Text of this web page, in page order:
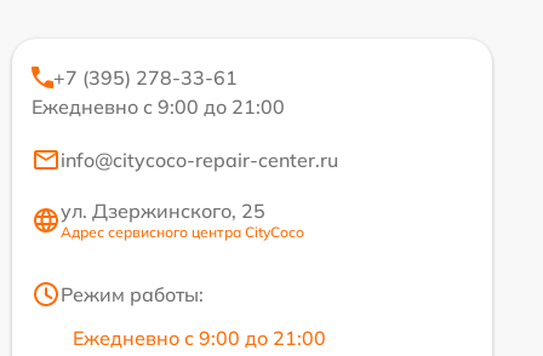
+7 (395) 278-33-61
Ежедневно с 9:00 до 21:00
info@citycoco-repair-center.ru
ул. Дзержинского, 25
Адрес сервисного центра CityCoco
Режим работы:
Ежедневно с 9:00 до 21:00